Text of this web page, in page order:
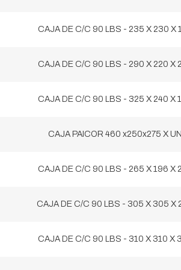
CAJA DE C/C 90 LBS - 235 X 230 X
CAJA DE C/C 90 LBS - 290 X 220 X
CAJA DE C/C 90 LBS - 325 X 240 X
CAJA PAICOR 460 x250x275 X UN
CAJA DE C/C 90 LBS - 265 X 196 X
CAJA DE C/C 90 LBS - 305 X 305 X
CAJA DE C/C 90 LBS - 310 X 310 X